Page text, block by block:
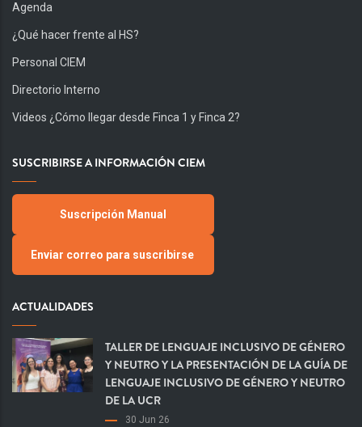
Agenda
¿Qué hacer frente al HS?
Personal CIEM
Directorio Interno
Videos ¿Cómo llegar desde Finca 1 y Finca 2?
SUSCRIBIRSE A INFORMACIÓN CIEM
Suscripción Manual
Enviar correo para suscribirse
ACTUALIDADES
TALLER DE LENGUAJE INCLUSIVO DE GÉNERO
Y NEUTRO Y LA PRESENTACIÓN DE LA GUÍA DE
LENGUAJE INCLUSIVO DE GÉNERO Y NEUTRO
DE LA UCR
30 Jun 26